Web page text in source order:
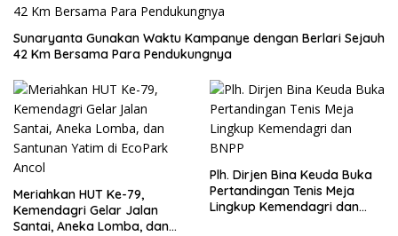
Sunaryanta Gunakan Waktu Kampanye dengan Berlari Sejauh
42 Km Bersama Para Pendukungnya
Meriahkan HUT Ke-79,
Kemendagri Gelar Jalan
Santai, Aneka Lomba, dan
Plh. Dirjen Bina Keuda Buka
Pertandingan Tenis Meja
Lingkup Kemendagri dan